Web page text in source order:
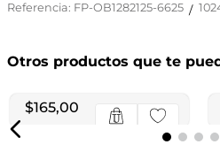
Referencia: FP-OB1282125-6625 /
Otros productos que te